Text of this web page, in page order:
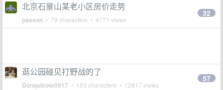
北京石景山某老小区房价走势
passon • 79 characters • 4771 views
32
逛公园碰见打野战的了
Donquixote0917 • 183 characters • 12817 views
57